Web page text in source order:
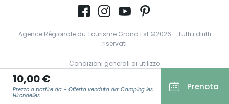
10,00 €
Prezzo a partire da – Offerta venduta da: Camping les
Hirondelles
Prenota
Agence Régionale du Tourisme Grand Est ©2026 - Tutti i diritti
riservati
Condizioni generali di utilizzo
Informativa sulla privacy